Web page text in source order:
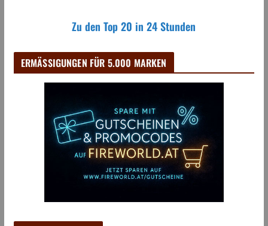
Zu den Top 20 in 24 Stunden
ERMÄSSIGUNGEN FÜR 5.000 MARKEN